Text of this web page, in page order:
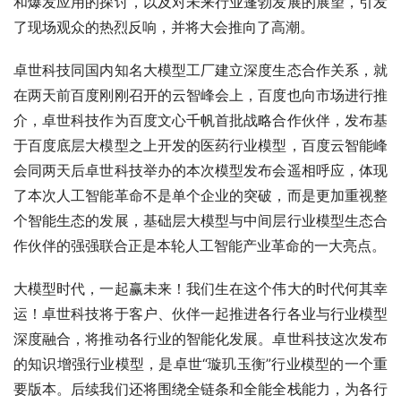
了现场观众的热烈反响，并将大会推向了高潮。
卓世科技同国内知名大模型工厂建立深度生态合作关系，就
在两天前百度刚刚召开的云智峰会上，百度也向市场进行推
介，卓世科技作为百度文心千帆首批战略合作伙伴，发布基
于百度底层大模型之上开发的医药行业模型，百度云智能峰
会同两天后卓世科技举办的本次模型发布会遥相呼应，体现
了本次人工智能革命不是单个企业的突破，而是更加重视整
个智能生态的发展，基础层大模型与中间层行业模型生态合
作伙伴的强强联合正是本轮人工智能产业革命的一大亮点。
大模型时代，一起赢未来！我们生在这个伟大的时代何其幸
运！卓世科技将于客户、伙伴一起推进各行各业与行业模型
深度融合，将推动各行业的智能化发展。卓世科技这次发布
的知识增强行业模型，是卓世“璇玑玉衡”行业模型的一个重
要版本。后续我们还将围绕全链条和全能全栈能力，为各行